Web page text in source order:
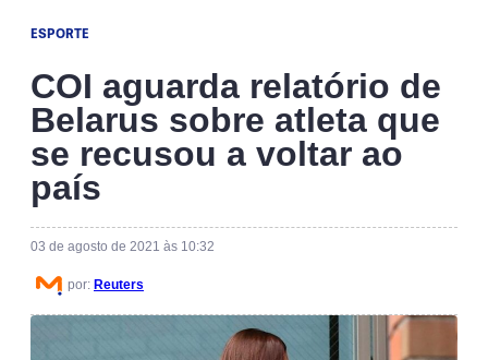
ESPORTE
COI aguarda relatório de
Belarus sobre atleta que
se recusou a voltar ao
país
03 de agosto de 2021 às 10:32
por: Reuters